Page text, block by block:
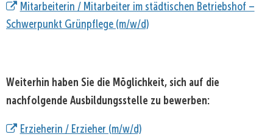
Mitarbeiterin / Mitarbeiter im städtischen Betriebshof –
Schwerpunkt Grünpflege (m/w/d)
Weiterhin haben Sie die Möglichkeit, sich auf die
nachfolgende Ausbildungsstelle zu bewerben:
Erzieherin / Erzieher (m/w/d)